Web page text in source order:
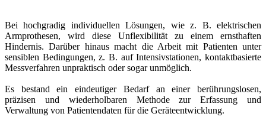
Bei hochgradig individuellen Lösungen, wie z. B. elektrischen
Armprothesen, wird diese Unflexibilität zu einem ernsthaften
Hindernis. Darüber hinaus macht die Arbeit mit Patienten unter
sensiblen Bedingungen, z. B. auf Intensivstationen, kontaktbasierte
Messverfahren unpraktisch oder sogar unmöglich.
Es bestand ein eindeutiger Bedarf an einer berührungslosen,
präzisen und wiederholbaren Methode zur Erfassung und
Verwaltung von Patientendaten für die Geräteentwicklung.